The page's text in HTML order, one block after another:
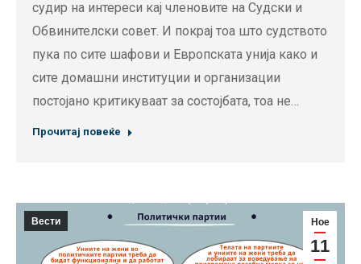
судир на интереси кај членовите на Судски и
Обвинителски совет. И покрај тоа што судството
пука по сите шафови и Европската унија како и
сите домашни институции и организации
постојано критикуваат за состојбата, тоа не…
Прочитај повеќе
Ное
11
Вести